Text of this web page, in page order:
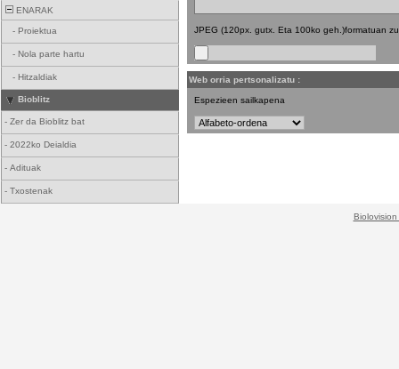
ENARAK
- Proiektua
- Nola parte hartu
- Hitzaldiak
Bioblitz
- Zer da Bioblitz bat
- 2022ko Deialdia
- Adituak
- Txostenak
JPEG (120px. gutx. Eta 100ko geh.)formatuan
Web orria pertsonalizatu :
Espezieen sailkapena
Biolovision